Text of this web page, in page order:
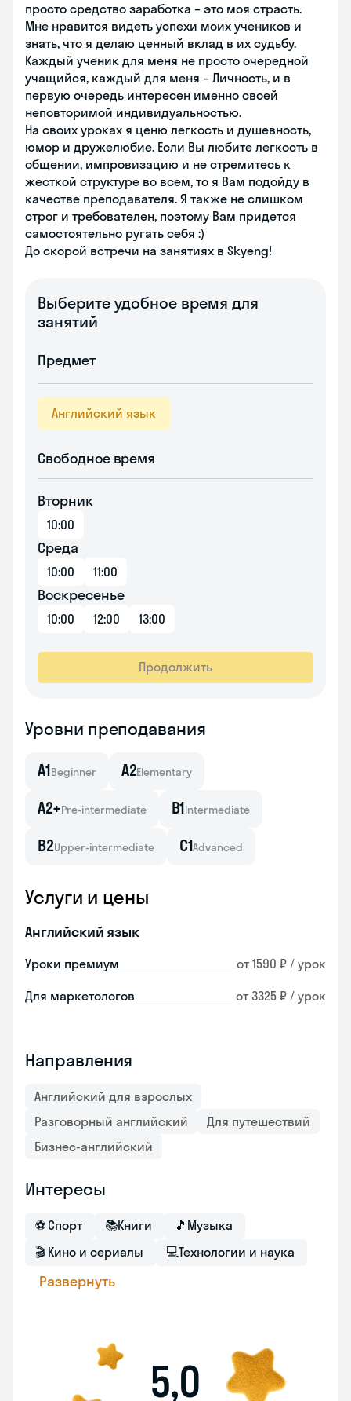
просто средство заработка – это моя страсть.
Мне нравится видеть успехи моих учеников и
знать, что я делаю ценный вклад в их судьбу.
Каждый ученик для меня не просто очередной
учащийся, каждый для меня – Личность, и в
первую очередь интересен именно своей
неповторимой индивидуальностью.
На своих уроках я ценю легкость и душевность,
юмор и дружелюбие. Если Вы любите легкость в
общении, импровизацию и не стремитесь к
жесткой структуре во всем, то я Вам подойду в
качестве преподавателя. Я также не слишком
строг и требователен, поэтому Вам придется
самостоятельно ругать себя :)
До скорой встречи на занятиях в Skyeng!
Выберите удобное время для
занятий
Предмет
Английский язык
Свободное время
Вторник
10:00
Среда
10:00 11:00
Воскресенье
10:00 12:00 13:00
Продолжить
Уровни преподавания
A1Beginner A2Elementary
A2+Pre-intermediate B1Intermediate
B2Upper-intermediate C1Advanced
Услуги и цены
Английский язык
Уроки премиум от 1590 ₽ / урок
Для маркетологов от 3325 ₽ / урок
Направления
Английский для взрослых
Разговорный английский
Для путешествий
Бизнес-английский
Интересы
⚽ Спорт 📚Книги 🎵 Музыка
🎬 Кино и сериалы 💻Технологии и наука
Развернуть
5,0